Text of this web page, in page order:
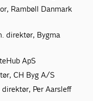
Rambøll Danmark
direktør, Bygma
ApS
CH Byg A/S
Per Aarsleff